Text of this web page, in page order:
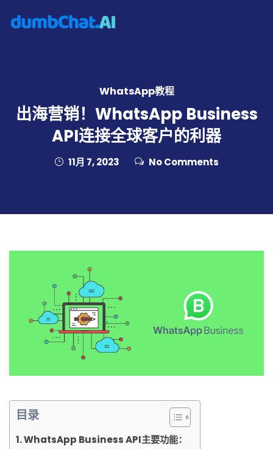
WhatsApp教程
出海营销！WhatsApp Business
API连接全球客户的利器
11月 7, 2023 No Comments
目录
WhatsApp Business API主要功能：